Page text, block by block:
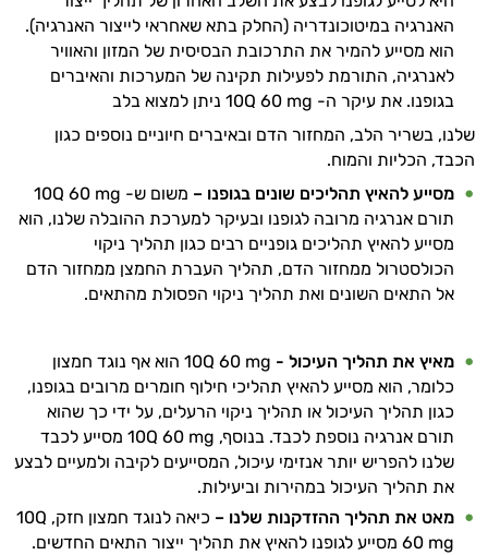
האנרגיה במיטוכונדריה (החלק בתא שאחראי לייצור האנרגיה).
הוא מסייע להמיר את התרכובת הבסיסית של המזון והאוויר
לאנרגיה, התורמת לפעילות תקינה של המערכות והאיברים
בגופנו. את עיקר ה- 10Q 60 mg ניתן למצוא בלב
שלנו, בשריר הלב, המחזור הדם ובאיברים חיוניים נוספים כגון
הכבד, הכליות והמוח.
מסייע להאיץ תהליכים שונים בגופנו –
משום ש- 10Q 60 mg
תורם אנרגיה מרובה לגופנו ובעיקר למערכת ההובלה שלנו, הוא
מסייע להאיץ תהליכים גופניים רבים כגון תהליך ניקוי
הכולסטרול ממחזור הדם, תהליך העברת החמצן ממחזור הדם
אל התאים השונים ואת תהליך ניקוי הפסולת מהתאים.
מאיץ את תהליך העיכול -
10Q 60 mg הוא אף נוגד חמצון
כלומר, הוא מסייע להאיץ תהליכי חילוף חומרים מרובים בגופנו,
כגון תהליך העיכול או תהליך ניקוי הרעלים, על ידי כך שהוא
תורם אנרגיה נוספת לכבד. בנוסף, 10Q 60 mg מסייע לכבד
שלנו להפריש יותר אנזימי עיכול, המסייעים לקיבה ולמעיים לבצע
את תהליך העיכול במהירות וביעילות.
מאט את תהליך ההזדקנות שלנו –
כיאה לנוגד חמצון חזק, 10Q
60 mg מסייע לגופנו להאיץ את תהליך ייצור התאים החדשים.
ותזונת הספורט.
אני כאן כדי לעזור לך להתאים את תוספי
התזונה ומוצרי הבריאות המדויקים למטרות
עובדים יחד כדי למקסם תוצאות גם בחיי היום
יום וגם בתחום הכושר והספורט.
המטרה שלי היא להתאים עבורך המלצות
אישיות מבוססות מדעית.
זה הזמן להתחיל. איך אוכל לעזור?